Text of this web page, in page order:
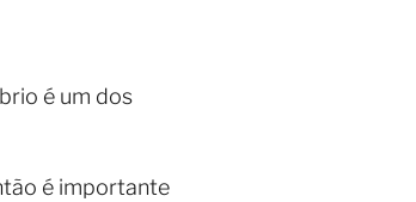
é um dos
é importante